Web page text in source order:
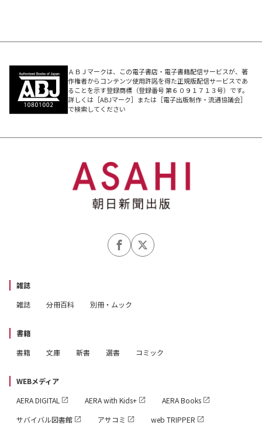
ＡＢＪマークは、この電子書店・電子書籍配信サービスが、著
作権者からコンテンツ使用許諾を得た正規版配信サービスであ
ることを示す登録商標（登録番号 第６０９１７１３号）です。
詳しくは［ABJマーク］または［電子出版制作・流通協議会］
で検索してください
雑誌
雑誌
分冊百科 別冊・ムック
書籍
書籍
文庫 新書 選書 コミック
WEBメディア
AERA DIGITAL
AERA with Kids+
AERA Books
サバイバル図書館
アサコミ
web TRIPPER